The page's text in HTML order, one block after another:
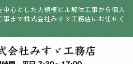
中心とした大規模ビル解体工事から個人
事まで株式会社みすゞ工務店にお任せく